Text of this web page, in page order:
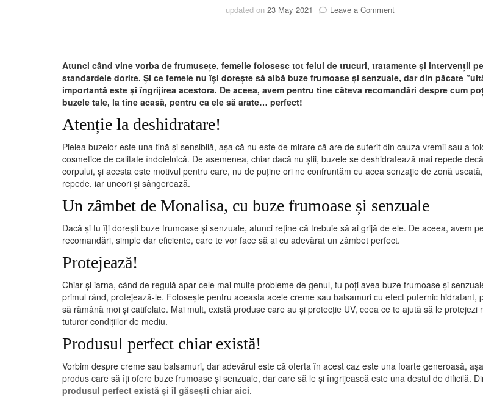
updated on 23 May 2021 Leave a Commenton
buze
frumoase
și
Atunci când vine vorba de frumusețe, femeile folosesc tot felul de trucuri, tratamente și intervenții
standardele dorite. Și ce femeie nu își dorește să aibă buze frumoase și senzuale, dar din păcate
importantă este și îngrijirea acestora. De aceea, avem pentru tine câteva recomandări despre cum
buzele tale, la tine acasă, pentru ca ele să arate… perfect!
Atenție la deshidratare!
Pielea buzelor este una fină și sensibilă, așa că nu este de mirare că are de suferit din cauza vremii sau a
cosmetice de calitate îndoielnică. De asemenea, chiar dacă nu știi, buzele se deshidratează mai repede
corpului, și acesta este motivul pentru care, nu de puține ori ne confruntăm cu acea senzație de zonă
repede, iar uneori și sângerează.
Un zâmbet de Monalisa, cu buze frumoase și senzuale
Dacă și tu îți dorești buze frumoase și senzuale, atunci reține că trebuie să ai grijă de ele. De aceea, avem
recomandări, simple dar eficiente, care te vor face să ai cu adevărat un zâmbet perfect.
Protejează!
Chiar și iarna, când de regulă apar cele mai multe probleme de genul, tu poți avea buze frumoase și
primul rând, protejează-le. Folosește pentru aceasta acele creme sau balsamuri cu efect puternic hidratant,
să rămână moi și catifelate. Mai mult, există produse care au și protecție UV, ceea ce te ajută să le protejezi
tuturor condițiilor de mediu.
Produsul perfect chiar există!
Vorbim despre creme sau balsamuri, dar adevărul este că oferta în acest caz este una foarte generoasă,
produs care să îți ofere buze frumoase și senzuale, dar care să le și îngrijească este una destul de dificilă.
produsul perfect există și îl găsești chiar aici.